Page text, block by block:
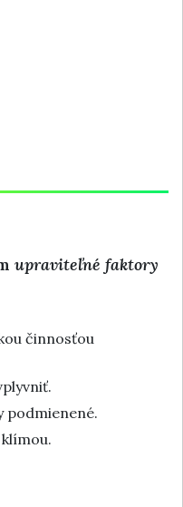
upraviteľné faktory
činnosťou
podmienené.